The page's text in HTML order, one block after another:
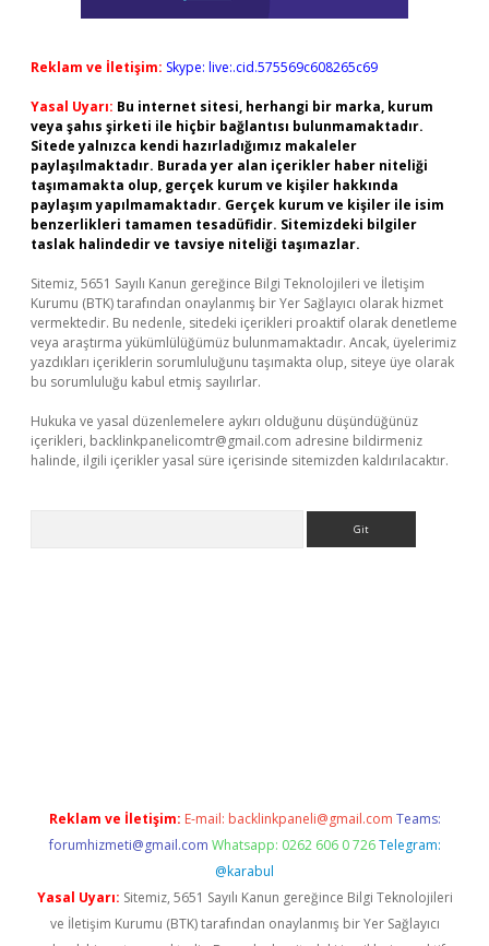
Reklam ve İletişim: Skype: live:.cid.575569c608265c69
Yasal Uyarı: Bu internet sitesi, herhangi bir marka, kurum
veya şahıs şirketi ile hiçbir bağlantısı bulunmamaktadır.
Sitede yalnızca kendi hazırladığımız makaleler
paylaşılmaktadır. Burada yer alan içerikler haber niteliği
taşımamakta olup, gerçek kurum ve kişiler hakkında
paylaşım yapılmamaktadır. Gerçek kurum ve kişiler ile isim
benzerlikleri tamamen tesadüfidir. Sitemizdeki bilgiler
taslak halindedir ve tavsiye niteliği taşımazlar.
Sitemiz, 5651 Sayılı Kanun gereğince Bilgi Teknolojileri ve İletişim
Kurumu (BTK) tarafından onaylanmış bir Yer Sağlayıcı olarak hizmet
vermektedir. Bu nedenle, sitedeki içerikleri proaktif olarak denetleme
veya araştırma yükümlülüğümüz bulunmamaktadır. Ancak, üyelerimiz
yazdıkları içeriklerin sorumluluğunu taşımakta olup, siteye üye olarak
bu sorumluluğu kabul etmiş sayılırlar.
Hukuka ve yasal düzenlemelere aykırı olduğunu düşündüğünüz
içerikleri, backlinkpanelicomtr@gmail.com adresine bildirmeniz
halinde, ilgili içerikler yasal süre içerisinde sitemizden kaldırılacaktır.
Reklam ve İletişim: E-mail: backlinkpaneli@gmail.com Teams:
forumhizmeti@gmail.com Whatsapp: 0262 606 0 726 Telegram:
@karabul
Yasal Uyarı: Sitemiz, 5651 Sayılı Kanun gereğince Bilgi Teknolojileri
ve İletişim Kurumu (BTK) tarafından onaylanmış bir Yer Sağlayıcı